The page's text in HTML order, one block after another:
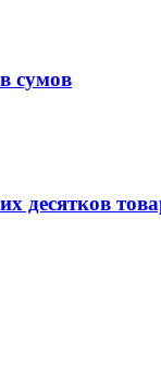
сумов
десятков